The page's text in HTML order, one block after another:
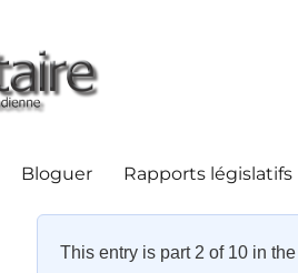
Bloguer Rapports législatifs
This entry is part 2 of 10 in